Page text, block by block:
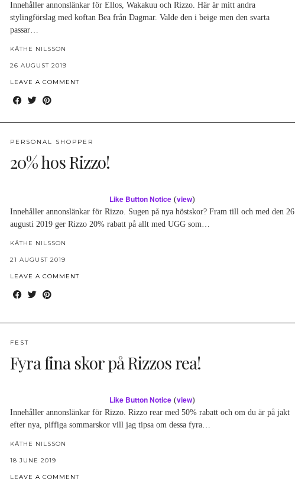
Innehåller annonslänkar för Ellos, Wakakuu och Rizzo. Här är mitt andra
stylingförslag med koftan Bea från Dagmar. Valde den i beige men den svarta
passar…
KÄTHE NILSSON
26 AUGUST 2019
LEAVE A COMMENT
PERSONAL SHOPPER
20% hos Rizzo!
Like Button Notice (view)
Innehåller annonslänkar för Rizzo. Sugen på nya höstskor? Fram till och med den 26
augusti 2019 ger Rizzo 20% rabatt på allt med UGG som…
KÄTHE NILSSON
21 AUGUST 2019
LEAVE A COMMENT
FEST
Fyra fina skor på Rizzos rea!
Like Button Notice (view)
Innehåller annonslänkar för Rizzo. Rizzo rear med 50% rabatt och om du är på jakt
efter nya, piffiga sommarskor vill jag tipsa om dessa fyra…
KÄTHE NILSSON
18 JUNE 2019
LEAVE A COMMENT